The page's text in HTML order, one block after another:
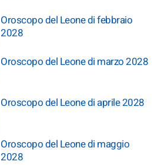
Oroscopo del Leone di febbraio
2028
Oroscopo del Leone di marzo 2028
Oroscopo del Leone di aprile 2028
Oroscopo del Leone di maggio
2028